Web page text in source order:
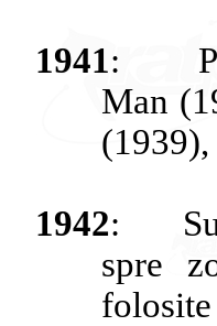
1941:
Man
(1939),
1942:
spre
folosite